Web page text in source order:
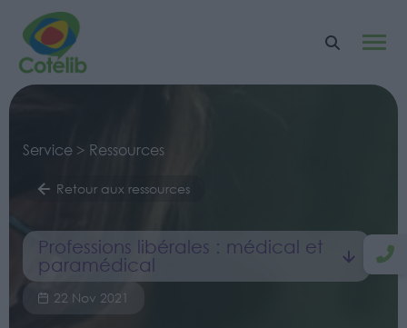
Service > Ressources
Retour aux ressources
Professions libérales : médical et
paramédical
22 Nov 2021